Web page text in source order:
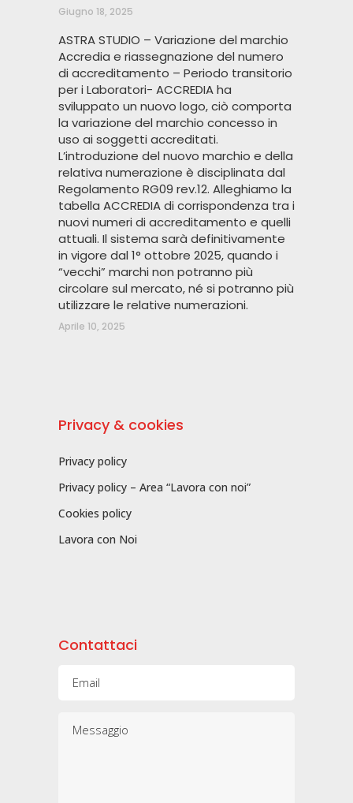
Giugno 18, 2025
ASTRA STUDIO – Variazione del marchio
Accredia e riassegnazione del numero
di accreditamento – Periodo transitorio
per i Laboratori- ACCREDIA ha
sviluppato un nuovo logo, ciò comporta
la variazione del marchio concesso in
uso ai soggetti accreditati.
L’introduzione del nuovo marchio e della
relativa numerazione è disciplinata dal
Regolamento RG09 rev.12. Alleghiamo la
tabella ACCREDIA di corrispondenza tra i
nuovi numeri di accreditamento e quelli
attuali. Il sistema sarà definitivamente
in vigore dal 1° ottobre 2025, quando i
“vecchi” marchi non potranno più
circolare sul mercato, né si potranno più
utilizzare le relative numerazioni.
Aprile 10, 2025
Privacy & cookies
Privacy policy
Privacy policy – Area “Lavora con noi”
Cookies policy
Lavora con Noi
Contattaci